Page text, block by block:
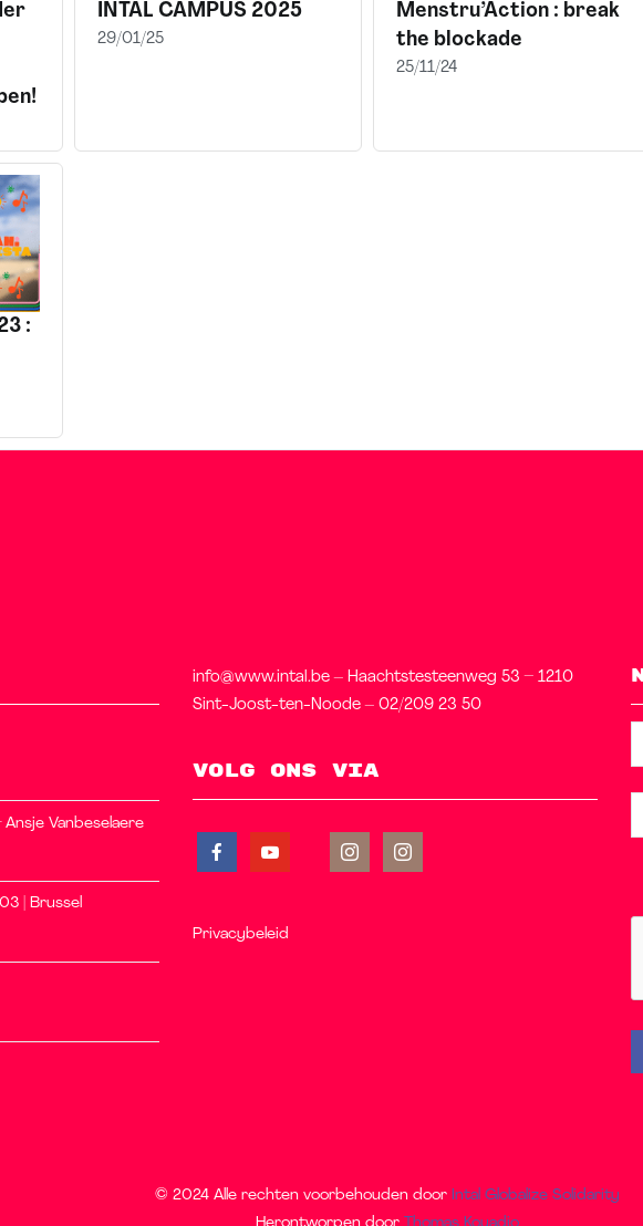
INTAL CAMPUS 2025
29/01/25
Menstru’Action : break
the blockade
25/11/24
:
Vanbeselaere
| Brussel
info@www.intal.be – Haachtstesteenweg 53 – 1210
Sint-Joost-ten-Noode – 02/209 23 50
Volg ons via
Privacybeleid
© 2024 Alle rechten voorbehouden door Intal Globalize Solidarity